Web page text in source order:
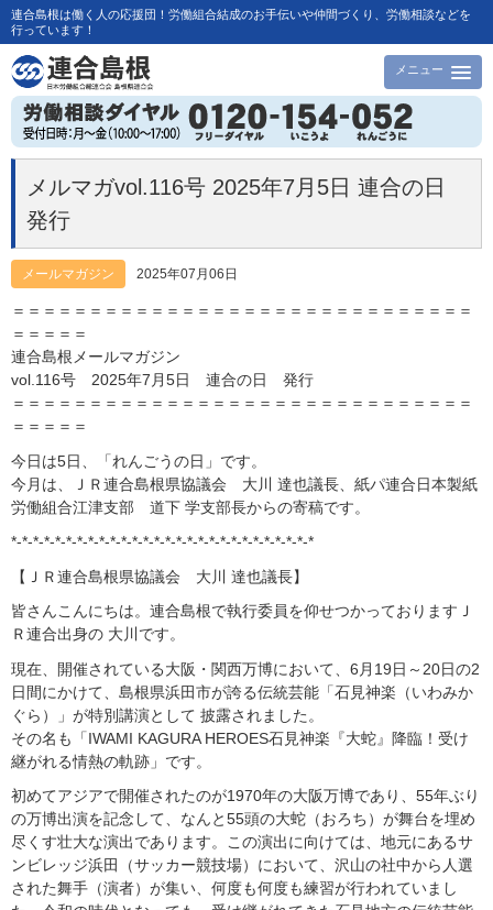
連合島根は働く人の応援団！労働組合結成のお手伝いや仲間づくり、労働相談などを
行っています！
メニュー
メルマガvol.116号 2025年7月5日 連合の日
発行
メールマガジン 2025年07月06日
＝＝＝＝＝＝＝＝＝＝＝＝＝＝＝＝＝＝＝＝＝＝＝＝＝＝＝＝＝＝
＝＝＝＝＝
連合島根メールマガジン
vol.116号 2025年7月5日 連合の日 発行
＝＝＝＝＝＝＝＝＝＝＝＝＝＝＝＝＝＝＝＝＝＝＝＝＝＝＝＝＝＝
＝＝＝＝＝
今日は5日、「れんごうの日」です。
今月は、ＪＲ連合島根県協議会 大川 達也議長、紙パ連合日本製紙
労働組合江津支部 道下 学支部長からの寄稿です。
*-*-*-*-*-*-*-*-*-*-*-*-*-*-*-*-*-*-*-*-*-*-*-*-*-*-*-*
【ＪＲ連合島根県協議会 大川 達也議長】
皆さんこんにちは。連合島根で執行委員を仰せつかっておりますＪ
Ｒ連合出身の 大川です。
現在、開催されている大阪・関西万博において、6月19日～20日の2
日間にかけて、島根県浜田市が誇る伝統芸能「石見神楽（いわみか
ぐら）」が特別講演として 披露されました。
その名も「IWAMI KAGURA HEROES石見神楽『大蛇』降臨！受け
継がれる情熱の軌跡」です。
初めてアジアで開催されたのが1970年の大阪万博であり、55年ぶり
の万博出演を記念して、なんと55頭の大蛇（おろち）が舞台を埋め
尽くす壮大な演出であります。この演出に向けては、地元にあるサ
ンビレッジ浜田（サッカー競技場）において、沢山の社中から人選
された舞手（演者）が集い、何度も何度も練習が行われていまし